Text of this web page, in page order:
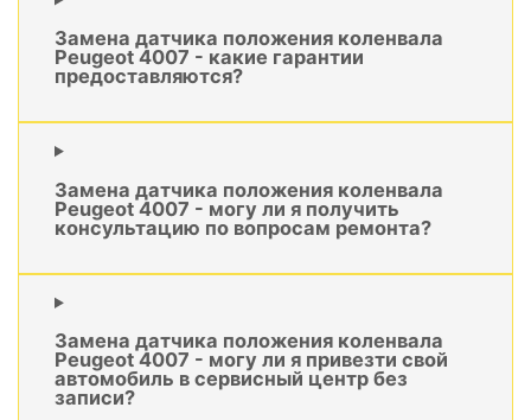
Замена датчика положения коленвала
Peugeot 4007 - какие гарантии
предоставляются?
Замена датчика положения коленвала
Peugeot 4007 - могу ли я получить
консультацию по вопросам ремонта?
Замена датчика положения коленвала
Peugeot 4007 - могу ли я привезти свой
автомобиль в сервисный центр без
записи?